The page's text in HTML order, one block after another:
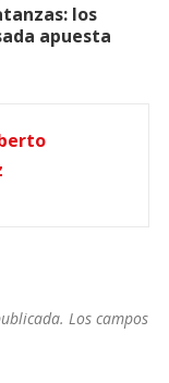
los
apuesta
Los campos